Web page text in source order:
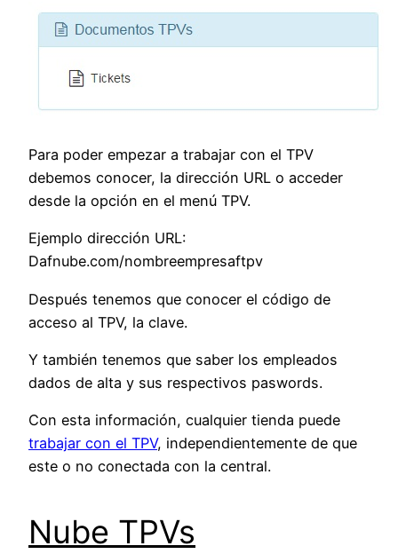
Para poder empezar a trabajar con el TPV
debemos conocer, la dirección URL o acceder
desde la opción en el menú TPV.
Ejemplo dirección URL:
Dafnube.com/nombreempresaftpv
Después tenemos que conocer el código de
acceso al TPV, la clave.
Y también tenemos que saber los empleados
dados de alta y sus respectivos paswords.
Con esta información, cualquier tienda puede
trabajar con el TPV, independientemente de que
este o no conectada con la central.
Nube TPVs